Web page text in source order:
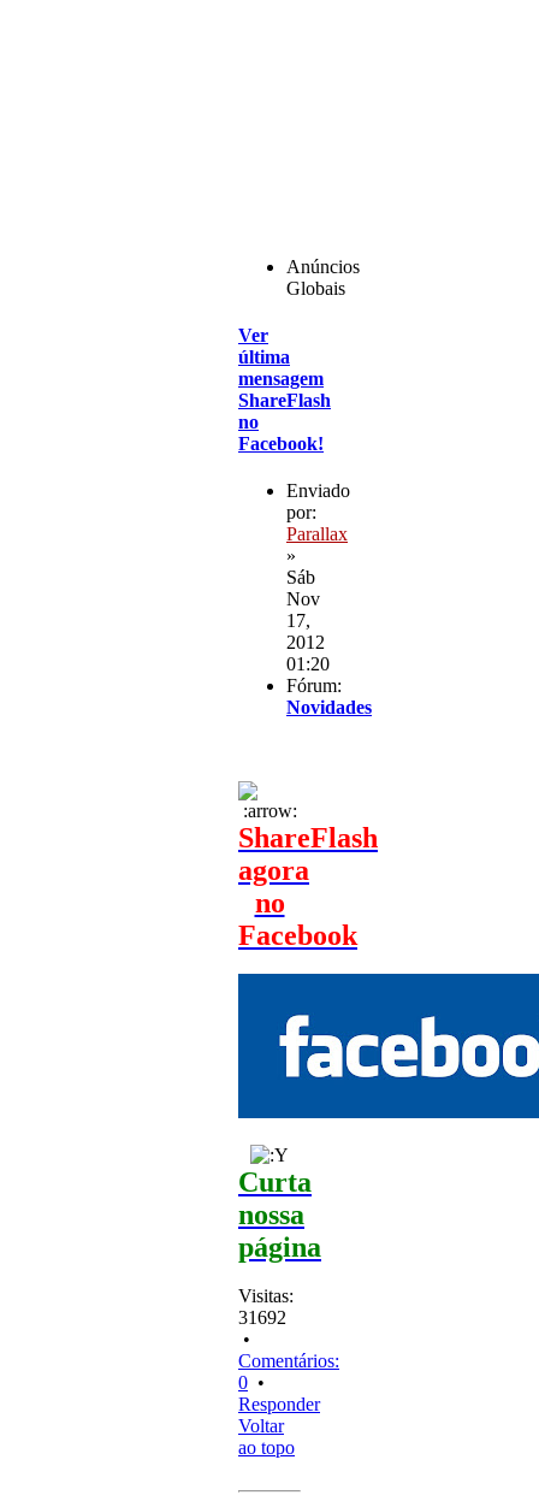
Anúncios
Globais
Ver
última
mensagem
ShareFlash
no
Facebook!
Enviado
por:
Parallax
»
Sáb
Nov
17,
2012
01:20
Fórum:
Novidades
ShareFlash
agora
no
Facebook
Curta
nossa
página
Visitas:
31692
•
Comentários:
0 •
Responder
Voltar
ao topo